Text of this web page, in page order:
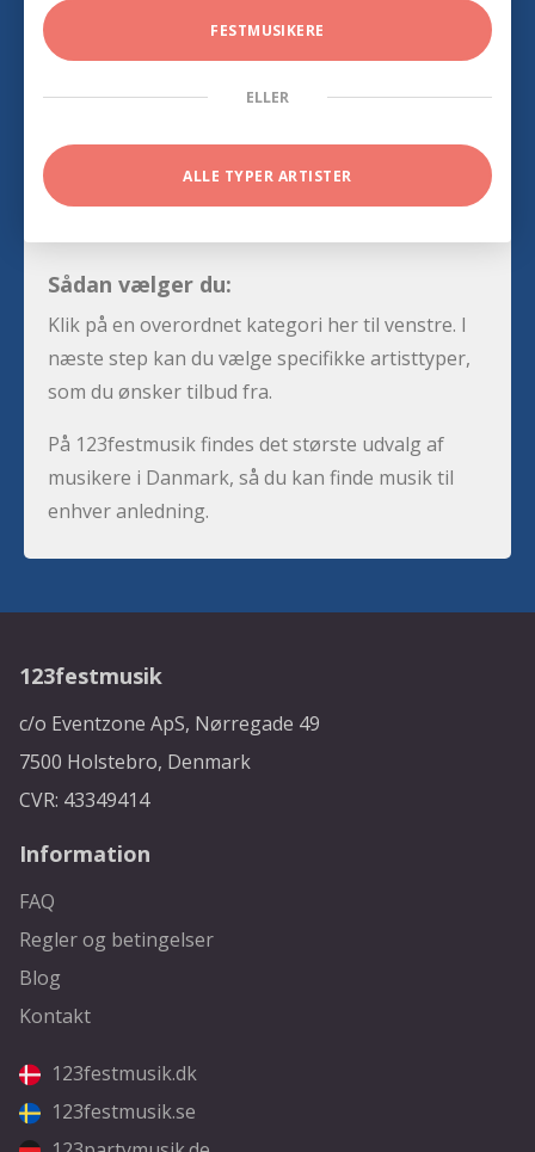
FESTMUSIKERE
ELLER
ALLE TYPER ARTISTER
Sådan vælger du:
Klik på en overordnet kategori her til venstre. I
næste step kan du vælge specifikke artisttyper,
som du ønsker tilbud fra.
På 123festmusik findes det største udvalg af
musikere i Danmark, så du kan finde musik til
enhver anledning.
123festmusik
c/o Eventzone ApS, Nørregade 49
7500 Holstebro, Denmark
CVR: 43349414
Information
FAQ
Regler og betingelser
Blog
Kontakt
123festmusik.dk
123festmusik.se